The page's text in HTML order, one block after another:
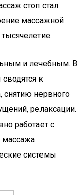
стоп стал
массажной
и лечебным. В
к
снятию нервного
релаксации.
работает с
массажа
системы